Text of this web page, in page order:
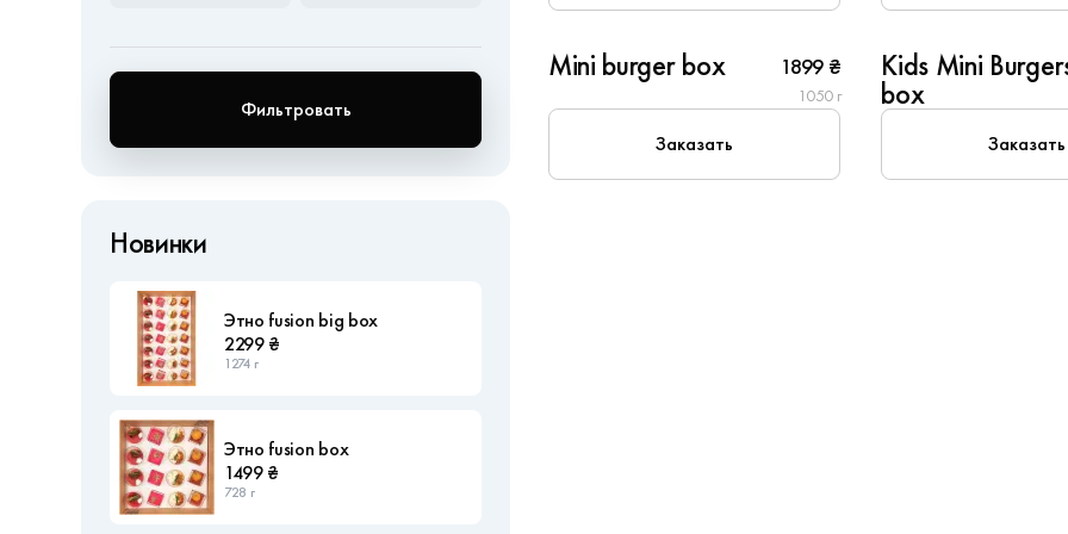
Фильтровать
4
Mini burger box 1899 ₴
1050 г
Заказать
6
Kids Mini
box
Заказать
Новинки
Этно fusion big box
2299 ₴
1274 г
Этно fusion box
1499 ₴
728 г